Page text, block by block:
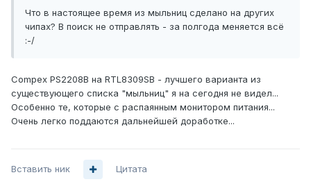
Что в настоящее время из мыльниц сделано на других
чипах? В поиск не отправлять - за полгода меняется всё
:-/
Compex PS2208B на RTL8309SB - лучшего варианта из
существующего списка "мыльниц" я на сегодня не видел...
Особенно те, которые с распаянным монитором питания...
Очень легко поддаются дальнейшей доработке...
Вставить ник Цитата